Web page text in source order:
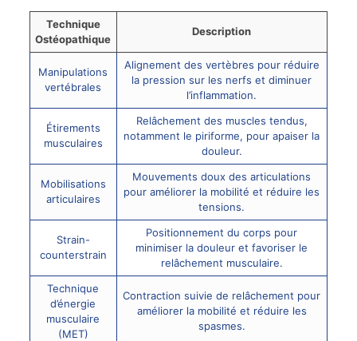
Technique
Ostéopathique
Description
Manipulations
vertébrales
Alignement des vertèbres pour réduire
la pression sur les nerfs et diminuer
l’inflammation.
Étirements
musculaires
Relâchement des muscles tendus,
notamment le piriforme, pour apaiser la
douleur.
Mobilisations
articulaires
Mouvements doux des articulations
pour améliorer la mobilité et réduire les
tensions.
Strain-
counterstrain
Positionnement du corps pour
minimiser la douleur et favoriser le
relâchement musculaire.
Technique
d’énergie
musculaire
(MET)
Contraction suivie de relâchement pour
améliorer la mobilité et réduire les
spasmes.